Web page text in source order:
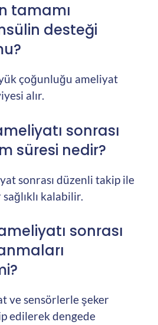
tamamı
desteği
çoğunluğu ameliyat
alır.
sonrası
süresi nedir?
sonrası düzenli takip ile
kalabilir.
sonrası
ve sensörlerle şeker
edilerek dengede